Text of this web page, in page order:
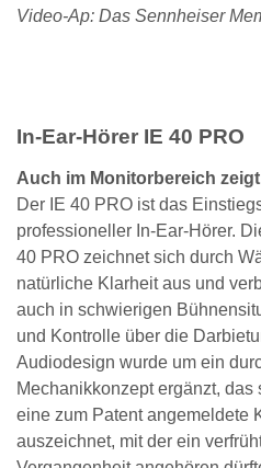
Video-Ap: Das Sennheiser
In-Ear-Hörer IE 40 PRO
Auch im Monitorbereich
Der IE 40 PRO ist das
professioneller In-Ear-Hörer.
40 PRO zeichnet sich durch
natürliche Klarheit aus und
auch in schwierigen
und Kontrolle über die
Audiodesign wurde um ein
Mechanikkonzept ergänzt, das
eine zum Patent angemeldete
auszeichnet, mit der ein